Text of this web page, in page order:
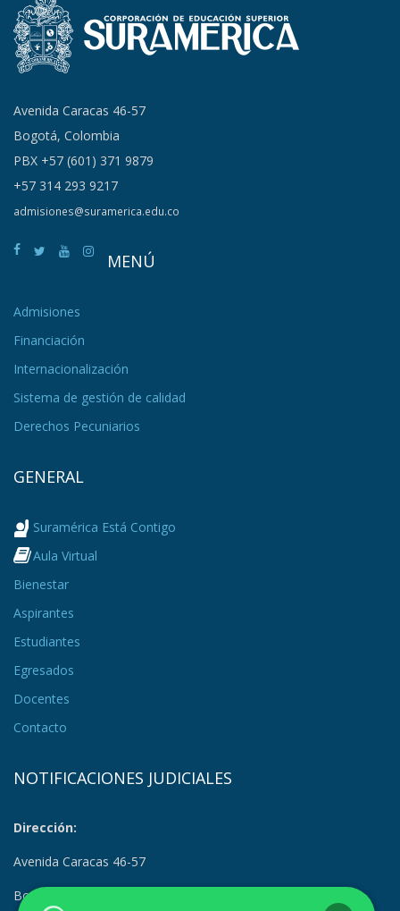
Avenida Caracas 46-57
Bogotá, Colombia
PBX +57 (601) 371 9879
+57 314 293 9217
admisiones@suramerica.edu.co
MENÚ
Admisiones
Financiación
Internacionalización
Sistema de gestión de calidad
Derechos Pecuniarios
GENERAL
Suramérica Está Contigo
Aula Virtual
Bienestar
Aspirantes
Estudiantes
Egresados
Docentes
Contacto
NOTIFICACIONES JUDICIALES
Dirección:
Avenida Caracas 46-57
Bogotá, Colombia